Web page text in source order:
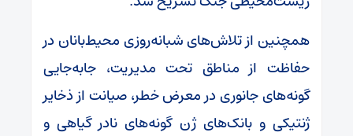
همچنین از تلاش‌های شبانه‌روزی محیط‌بانان در
حفاظت از مناطق تحت مدیریت، جابه‌جایی
گونه‌های جانوری در معرض خطر، صیانت از ذخایر
ژنتیکی و بانک‌های ژن گونه‌های نادر گیاهی و